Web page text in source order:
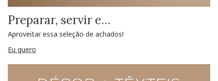
Preparar, servir e…
Aproveitar essa seleção de achados!
Eu quero